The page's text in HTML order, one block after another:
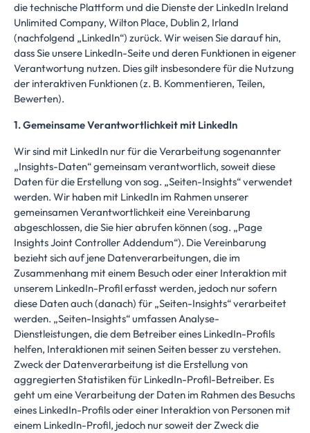
die technische Plattform und die Dienste der LinkedIn Ireland
Unlimited Company, Wilton Place, Dublin 2, Irland
(nachfolgend „LinkedIn“) zurück. Wir weisen Sie darauf hin,
dass Sie unsere LinkedIn-Seite und deren Funktionen in eigener
Verantwortung nutzen. Dies gilt insbesondere für die Nutzung
der interaktiven Funktionen (z. B. Kommentieren, Teilen,
Bewerten).
1. Gemeinsame Verantwortlichkeit mit LinkedIn
Wir sind mit LinkedIn nur für die Verarbeitung sogenannter
„Insights-Daten“ gemeinsam verantwortlich, soweit diese
Daten für die Erstellung von sog. „Seiten-Insights“ verwendet
werden. Wir haben mit LinkedIn im Rahmen unserer
gemeinsamen Verantwortlichkeit eine Vereinbarung
abgeschlossen, die Sie hierabrufen können (sog. „Page
Insights Joint Controller Addendum“). Die Vereinbarung
bezieht sich auf jene Datenverarbeitungen, die im
Zusammenhang mit einem Besuch oder einer Interaktion mit
unserem LinkedIn-Profil erfasst werden, jedoch nur sofern
diese Daten auch (danach) für „Seiten-Insights“ verarbeitet
werden. „Seiten-Insights“ umfassen Analyse-
Dienstleistungen, die dem Betreiber eines LinkedIn-Profils
helfen, Interaktionen mit seinen Seiten besser zu verstehen.
Zweck der Datenverarbeitung ist die Erstellung von
aggregierten Statistiken für LinkedIn-Profil-Betreiber. Es
geht um eine Verarbeitung der Daten im Rahmen des Besuchs
eines LinkedIn-Profils oder einer Interaktion von Personen mit
einem LinkedIn-Profil, jedoch nur soweit der Zweck die